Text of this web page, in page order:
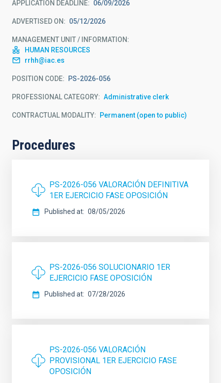
APPLICATION DEADLINE 06/09/2026
ADVERTISED ON 05/12/2026
MANAGEMENT UNIT / INFORMATION
HUMAN RESOURCES
rrhh@iac.es
POSITION CODE PS-2026-056
PROFESSIONAL CATEGORY Administrative clerk
CONTRACTUAL MODALITY Permanent (open to public)
Procedures
PS-2026-056 VALORACIÓN DEFINITIVA
1ER EJERCICIO FASE OPOSICIÓN
Published at 08/05/2026
PS-2026-056 SOLUCIONARIO 1ER
EJERCICIO FASE OPOSICIÓN
Published at 07/28/2026
PS-2026-056 VALORACIÓN
PROVISIONAL 1ER EJERCICIO FASE
OPOSICIÓN